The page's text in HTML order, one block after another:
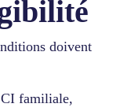
doivent
familiale,